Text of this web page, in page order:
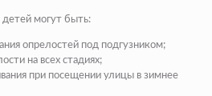
детей могут быть:
опрелостей под подгузником;
на всех стадиях;
при посещении улицы в зимнее